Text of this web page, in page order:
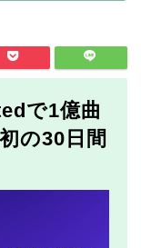
で1億曲
の30日間